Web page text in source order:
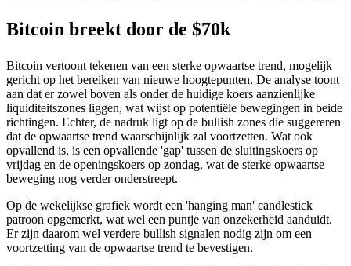
Bitcoin breekt door de $70k
Bitcoin vertoont tekenen van een sterke opwaartse trend, mogelijk
gericht op het bereiken van nieuwe hoogtepunten. De analyse toont
aan dat er zowel boven als onder de huidige koers aanzienlijke
liquiditeitszones liggen, wat wijst op potentiële bewegingen in beide
richtingen. Echter, de nadruk ligt op de bullish zones die suggereren
dat de opwaartse trend waarschijnlijk zal voortzetten. Wat ook
opvallend is, is een opvallende 'gap' tussen de sluitingskoers op
vrijdag en de openingskoers op zondag, wat de sterke opwaartse
beweging nog verder onderstreept.
Op de wekelijkse grafiek wordt een 'hanging man' candlestick
patroon opgemerkt, wat wel een puntje van onzekerheid aanduidt.
Er zijn daarom wel verdere bullish signalen nodig zijn om een
voortzetting van de opwaartse trend te bevestigen.